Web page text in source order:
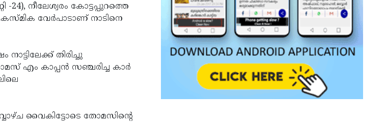
നീലേശ്വരം കോട്ടപ്പുറത്തെ
വേര്‍പാടാണ് നാടിനെ
തിരിച്ചു
എം കാപ്പന്‍ സഞ്ചരിച്ച കാര്‍
വൈകിട്ടോടെ തോമസിന്റെ